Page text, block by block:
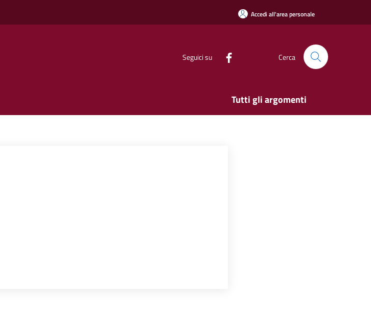
Accedi all'area personale
Seguici su Cerca
Tutti gli argomenti